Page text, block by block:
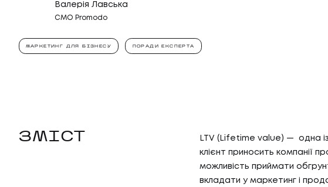
Валерія Лавська
CMO Promodo
МАРКЕТИНГ ДЛЯ БІЗНЕСУ ПОРАДИ ЕКСПЕРТА
ЗМІСТ
LTV (Lifetime value) — одна із
клієнт приносить компанії
можливість приймати
вкладати у маркетинг і